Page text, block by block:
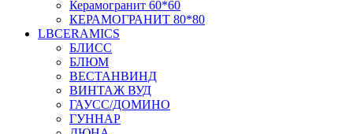
Керамогранит 60*60
КЕРАМОГРАНИТ 80*80
LBCERAMICS
БЛИСС
БЛЮМ
ВЕСТАНВИНД
ВИНТАЖ ВУД
ГАУСС/ДОМИНО
ГУННАР